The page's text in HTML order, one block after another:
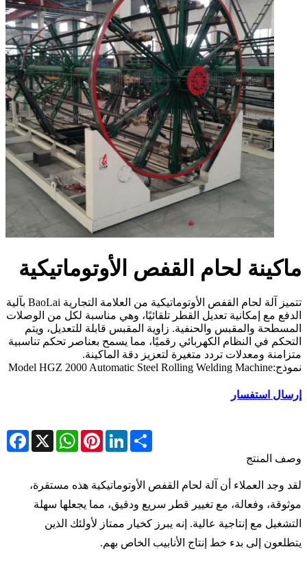
ماكينة لحام القفص الأوتوماتيكية
تتميز آلة لحام القفص الأوتوماتيكية من العلامة التجارية BaoLai بآلية
الدفع مع إمكانية تعديل القطر تلقائيًا، وهي مناسبة لكل من الوصلات
المسطحة والمقبس والحنفية. زاوية المقبس قابلة للتعديل، ويتم
التحكم في النظام الكهربائي رقميًا، مما يسمح بعناصر تحكم تناسبية
متزامنة ومعدلات تردد متغيرة لتعزيز دقة الماكينة.
نموذج:Model HGZ 2000 Automatic Steel Rolling Welding Machine
إرسال استفسار
X
WhatsAppPinterestLinkedIn Share
وصف المنتج
لقد وجد العملاء أن آلة لحام القفص الأوتوماتيكية هذه مستقرة،
موثوقة، وفعالة، مع تغيير قطر سريع ودقيق، مما يجعلها سهلة
التشغيل مع إنتاجية عالية. إنه يبرز كخيار ممتاز لأولئك الذين
يتطلعون إلى بدء خط إنتاج الأنابيب الخاص بهم.